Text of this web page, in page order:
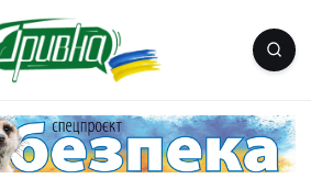
Миколаїв, Одеса, Мелітополь